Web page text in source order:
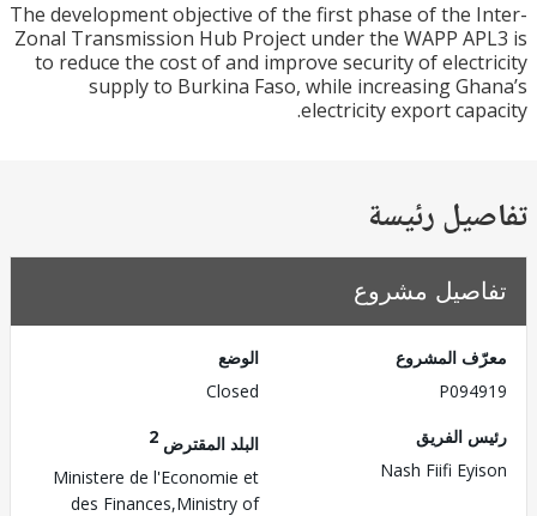
The development objective of the first phase of
Zonal Transmission Hub Project under the WAPP
to reduce the cost of and improve security of
supply to Burkina Faso, while increasing
electricity export
رئيسة
مشروع
المشروع
الفريق
Nash Fiifi
البلد المقترض
Ministere de l'Economie et
des Finances,Ministry of